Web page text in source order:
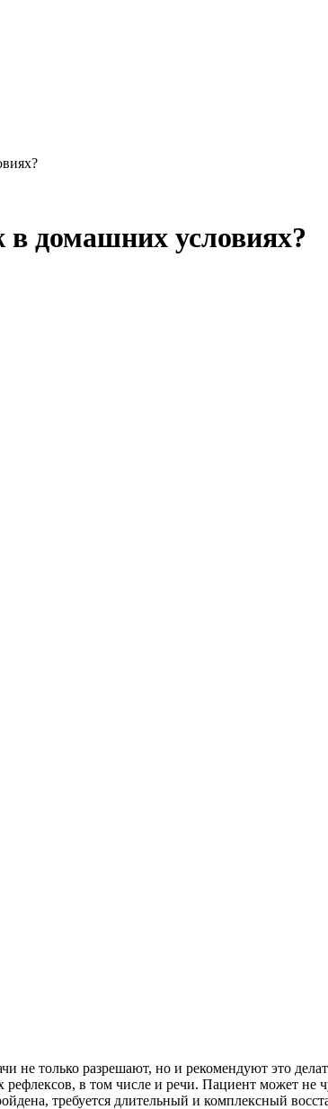
в домашних условиях?
только разрешают, но и рекомендуют это
в том числе и речи. Пациент может не
требуется длительный и комплексный